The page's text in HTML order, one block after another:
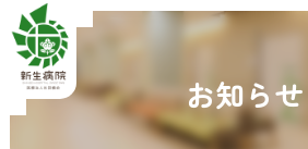
お知らせ